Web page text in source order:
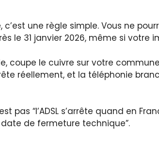
une règle simple. Vous ne
le 31 janvier 2026, même si votre
coupe le cuivre sur votre
réellement, et la téléphonie
pas “l’ADSL s’arrête quand en
de fermeture technique”.